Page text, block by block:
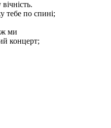
тебе по спині;
ми
концерт;